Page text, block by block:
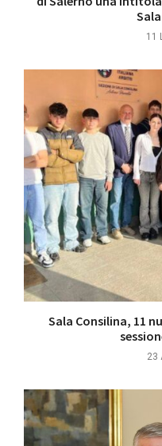
11
Sala Consilina, 11
23